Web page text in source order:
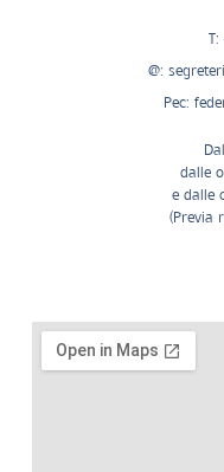
T:
@:
Pec:
dalle
e dalle
(Previa